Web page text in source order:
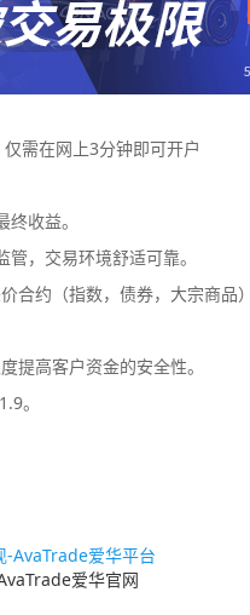
仅需在网上3分钟即可开户
收益。
，交易环境舒适可靠。
合约（指数，债券，大宗商品
提高客户资金的安全性。
。
-AvaTrade爱华平台
爱华官网